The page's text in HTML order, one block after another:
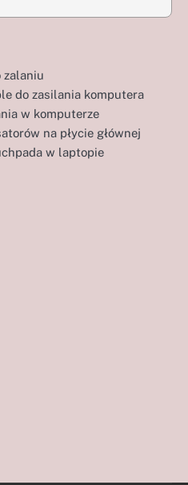
zalaniu
do zasilania komputera
w komputerze
na płycie głównej
w laptopie